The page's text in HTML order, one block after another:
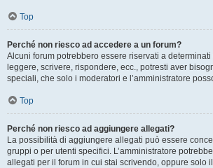
Top
Perché non riesco ad accedere a un forum?
Alcuni forum potrebbero essere riservati a
leggere, scrivere, rispondere, ecc., potresti aver
speciali, che solo i moderatori e l’amministratore
Top
Perché non riesco ad aggiungere allegati?
La possibilità di aggiungere allegati può essere
gruppi o per utenti specifici. L’amministratore
allegati per il forum in cui stai scrivendo, oppure solo